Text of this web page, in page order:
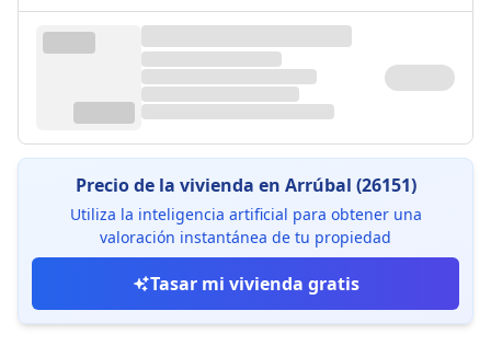
Precio de la vivienda en Arrúbal (26151)
Utiliza la inteligencia artificial para obtener una
valoración instantánea de tu propiedad
Tasar mi vivienda gratis